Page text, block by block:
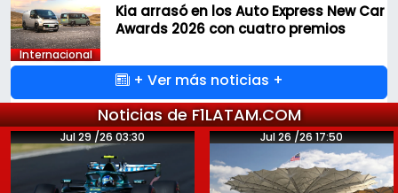
Internacional
Kia arrasó en los Auto Express New Car
Awards 2026 con cuatro premios
+ Ver más noticias +
Noticias de F1LATAM.COM
Jul 29 /26 03:30 Jul 26 /26 17:50